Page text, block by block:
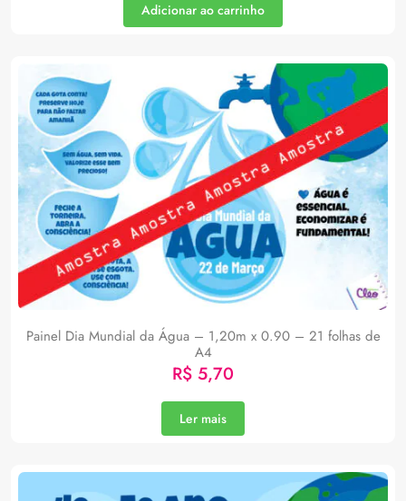
Adicionar ao carrinho
Painel Dia Mundial da Água – 1,20m x 0.90 – 21 folhas de
A4
R$ 5,70
Ler mais